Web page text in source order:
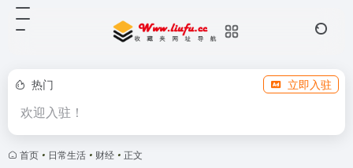
热门 立即入驻
欢迎入驻！
首页 • 日常生活 • 财经 • 正文